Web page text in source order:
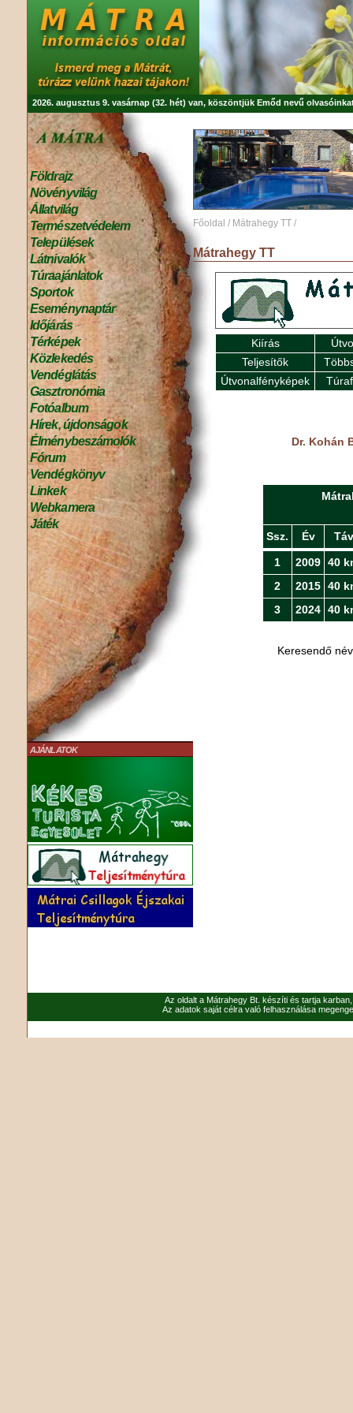
2026. augusztus 9. vasárnap (32. hét) van, köszöntjük Emőd nevű
Földrajz
Növényvilág
Állatvilág
Természetvédelem
Települések
Látnivalók
Túraajánlatok
Sportok
Eseménynaptár
Időjárás
Térképek
Közlekedés
Vendéglátás
Gasztronómia
Fotóalbum
Hírek, újdonságok
Élménybeszámolók
Fórum
Vendégkönyv
Linkek
Webkamera
Játék
AJÁNLATOK
Főoldal / Mátrahegy TT /
Mátrahegy TT
Kiírás
Teljesítők
Útvonalfényképek
Dr. Kohán
Ssz. Év Táv
1 2009 40
2
2015 40
3
2024 40
Keresendő
Az oldalt a Mátrahegy Bt. készíti és tartja
Az adatok saját célra való felhasználása